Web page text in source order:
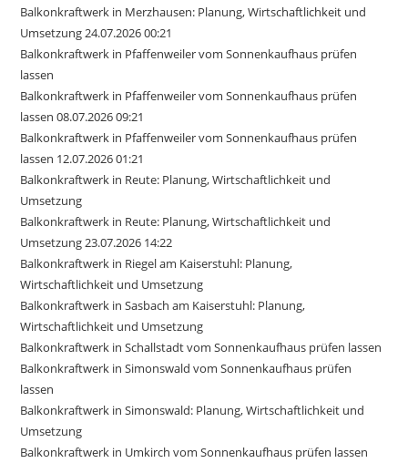
Balkonkraftwerk in Merzhausen: Planung, Wirtschaftlichkeit und
Umsetzung 24.07.2026 00:21
Balkonkraftwerk in Pfaffenweiler vom Sonnenkaufhaus prüfen
lassen
Balkonkraftwerk in Pfaffenweiler vom Sonnenkaufhaus prüfen
lassen 08.07.2026 09:21
Balkonkraftwerk in Pfaffenweiler vom Sonnenkaufhaus prüfen
lassen 12.07.2026 01:21
Balkonkraftwerk in Reute: Planung, Wirtschaftlichkeit und
Umsetzung
Balkonkraftwerk in Reute: Planung, Wirtschaftlichkeit und
Umsetzung 23.07.2026 14:22
Balkonkraftwerk in Riegel am Kaiserstuhl: Planung,
Wirtschaftlichkeit und Umsetzung
Balkonkraftwerk in Sasbach am Kaiserstuhl: Planung,
Wirtschaftlichkeit und Umsetzung
Balkonkraftwerk in Schallstadt vom Sonnenkaufhaus prüfen lassen
Balkonkraftwerk in Simonswald vom Sonnenkaufhaus prüfen
lassen
Balkonkraftwerk in Simonswald: Planung, Wirtschaftlichkeit und
Umsetzung
Balkonkraftwerk in Umkirch vom Sonnenkaufhaus prüfen lassen